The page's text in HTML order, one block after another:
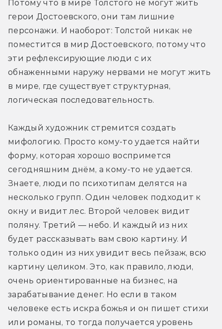
Потому что в мире Толстого не могут жить
герои Достоевского, они там лишние
персонажи. И наоборот: Толстой никак не
поместится в мир Достоевского, потому что
эти рефлексирующие люди с их
обнаженными наружу нервами не могут жить
в мире, где существует структурная,
логическая последовательность.
Каждый художник стремится создать
мифологию. Просто кому-то удается найти
форму, которая хорошо воспримется
сегодняшним днём, а кому-то не удается.
Знаете, люди по психотипам делятся на
несколько групп. Один человек подходит к
окну и видит лес. Второй человек видит
поляну. Третий — небо. И каждый из них
будет рассказывать вам свою картину. И
только один из них увидит весь пейзаж, всю
картину целиком. Это, как правило, люди,
очень ориентированные на бизнес, на
зарабатывание денег. Но если в таком
человеке есть искра божья и он пишет стихи
или романы, то тогда получается уровень